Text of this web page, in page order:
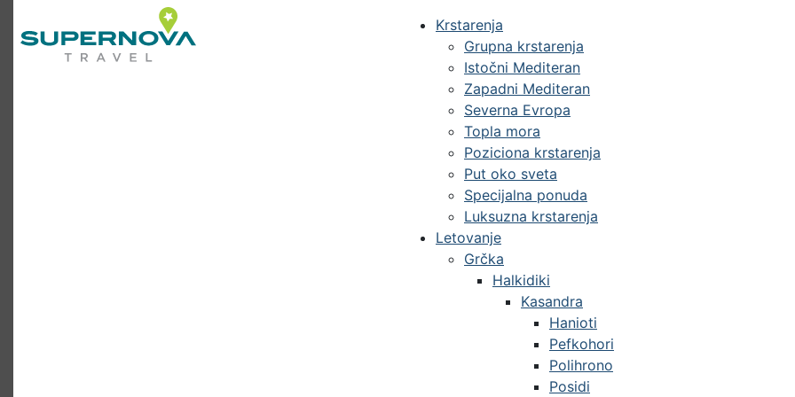
Krstarenja
Grupna krstarenja
Istočni Mediteran
Zapadni Mediteran
Severna Evropa
Topla mora
Poziciona krstarenja
Put oko sveta
Specijalna ponuda
Luksuzna krstarenja
Letovanje
Grčka
Halkidiki
Kasandra
Hanioti
Pefkohori
Polihrono
Posidi